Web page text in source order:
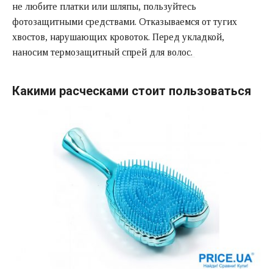
не любите платки или шляпы, пользуйтесь
фотозащитными средствами. Отказываемся от тугих
хвостов, нарушающих кровоток. Перед укладкой,
наносим термозащитный спрей для волос.
Какими расческами стоит пользоваться